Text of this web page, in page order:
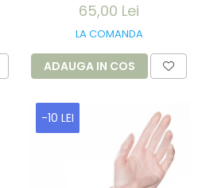
- refolosibila,
impermeabila,
radio-transparenta
- rola 100x11 cm
65,00 Lei
LA COMANDA
ADAUGA IN COS
-10 LEI